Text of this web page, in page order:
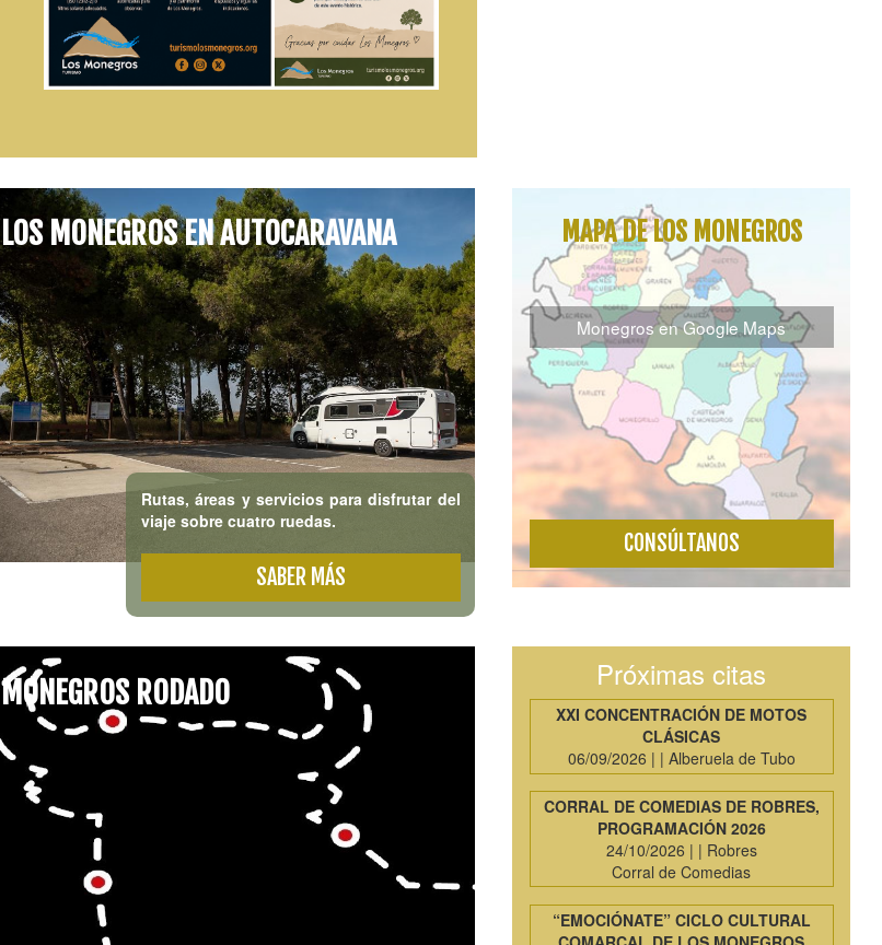
LOS MONEGROS EN AUTOCARAVANA
Rutas, áreas y servicios para disfrutar del
viaje sobre cuatro ruedas.
SABER MÁS
MAPA DE LOS MONEGROS
Monegros en Google Maps
CONSÚLTANOS
MONEGROS RODADO
Próximas citas
XXI CONCENTRACIÓN DE MOTOS
CLÁSICAS
06/09/2026 | | Alberuela de Tubo
CORRAL DE COMEDIAS DE ROBRES,
PROGRAMACIÓN 2026
24/10/2026 | | Robres
Corral de Comedias
“EMOCIÓNATE” CICLO CULTURAL